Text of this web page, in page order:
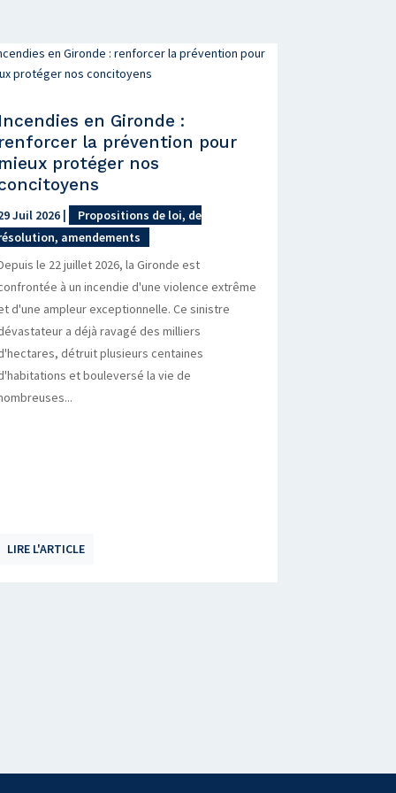
en Gironde :
la prévention pour
protéger nos
Juil 2026|
Propositions de loi, de
amendements
le 22 juillet 2026, la Gironde est
à un incendie d'une violence extrême
d'une ampleur exceptionnelle. Ce sinistre
a déjà ravagé des milliers
détruit plusieurs centaines
et bouleversé la vie de
LIRE L'ARTICLE